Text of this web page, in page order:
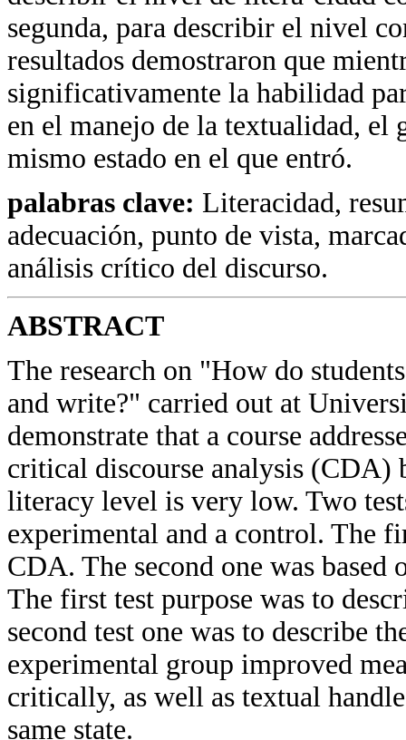
segunda, para describir el nivel
resultados demostraron que
significativamente la habilidad
en el manejo de la textualidad, el
mismo estado en el que entró.
palabras clave: Literacidad,
adecuación, punto de vista,
análisis crítico del discurso.
ABSTRACT
The research on "How do
and write?" carried out at
demonstrate that a course
critical discourse analysis (CDA)
literacy level is very low. Two
experimental and a control. The
CDA. The second one was
The first test purpose was to
second test one was to describe
experimental group improved
critically, as well as textual
same state.